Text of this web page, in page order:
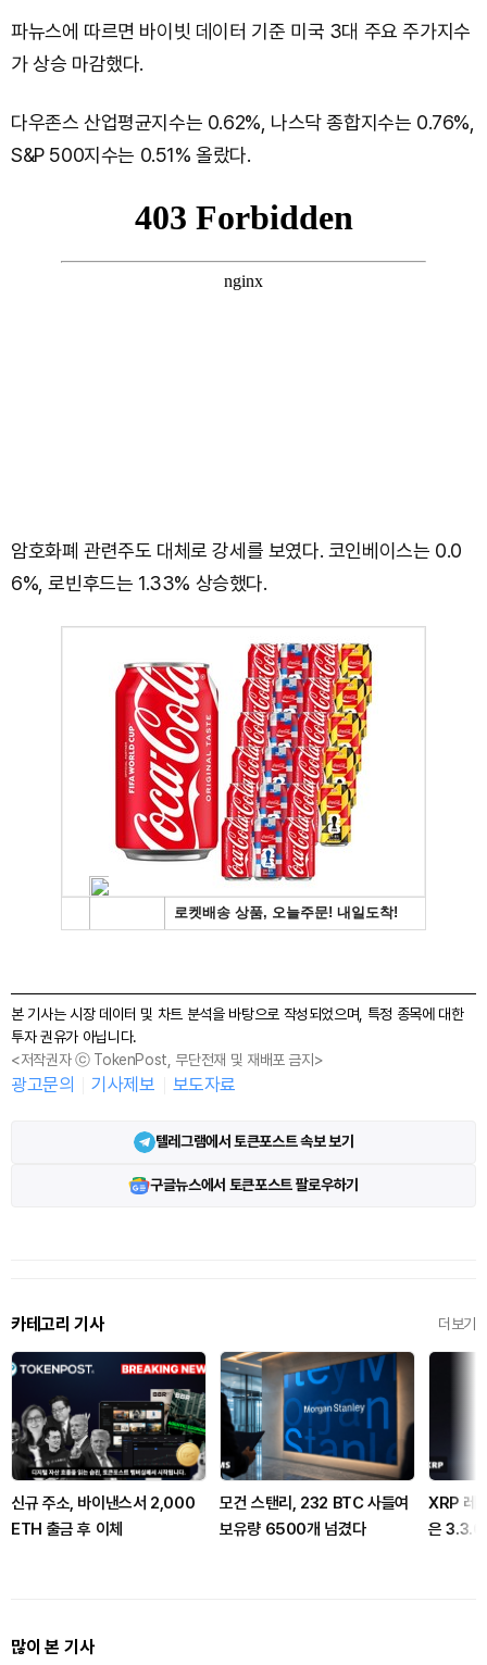
파뉴스에 따르면 바이빗 데이터 기준 미국 3대 주요 주가지수
가 상승 마감했다.
다우존스 산업평균지수는 0.62%, 나스닥 종합지수는 0.76%,
S&P 500지수는 0.51% 올랐다.
암호화폐 관련주도 대체로 강세를 보였다. 코인베이스는 0.0
6%, 로빈후드는 1.33% 상승했다.
본 기사는 시장 데이터 및 차트 분석을 바탕으로 작성되었으며, 특정 종목에 대한
투자 권유가 아닙니다.
<저작권자 ⓒ TokenPost, 무단전재 및 재배포 금지>
광고문의 기사제보 보도자료
텔레그램에서 토큰포스트 속보 보기
구글뉴스에서 토큰포스트 팔로우하기
카테고리 기사 더보기
신규 주소, 바이낸스서 2,000
ETH 출금 후 이체
모건 스탠리, 232 BTC 사들여
보유량 6500개 넘겼다
XRP 레
은 3.3.0
많이 본 기사